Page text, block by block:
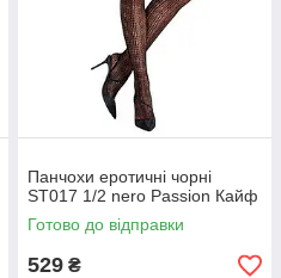
Панчохи еротичні чорні
ST017 1/2 nero Passion Кайф
Готово до відправки
529 ₴